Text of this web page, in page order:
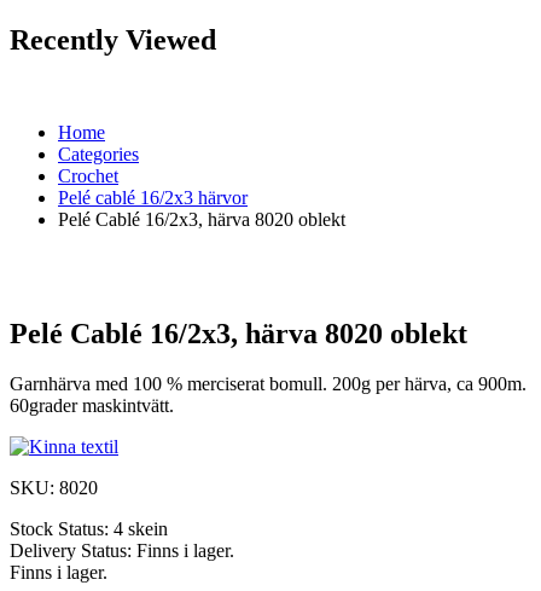
Recently Viewed
Home
Categories
Crochet
Pelé cablé 16/2x3 härvor
Pelé Cablé 16/2x3, härva 8020 oblekt
Pelé Cablé 16/2x3, härva 8020 oblekt
Garnhärva med 100 % merciserat bomull. 200g per härva, ca 900m.
60grader maskintvätt.
SKU: 8020
Stock Status: 4 skein
Delivery Status: Finns i lager.
Finns i lager.